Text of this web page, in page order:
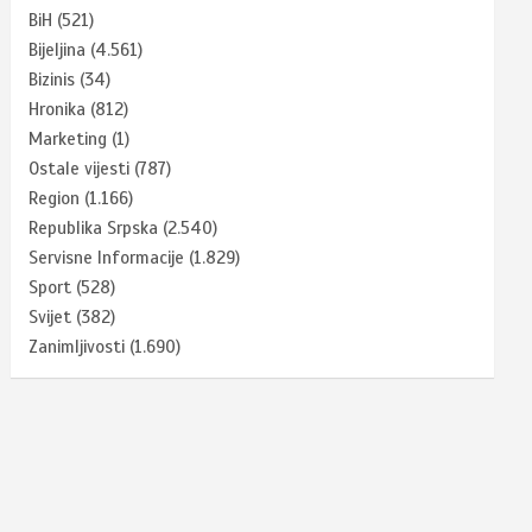
BiH (521)
Bijeljina (4.561)
Bizinis (34)
Hronika (812)
Marketing (1)
Ostale vijesti (787)
Region (1.166)
Republika Srpska (2.540)
Servisne Informacije (1.829)
Sport (528)
Svijet (382)
Zanimljivosti (1.690)